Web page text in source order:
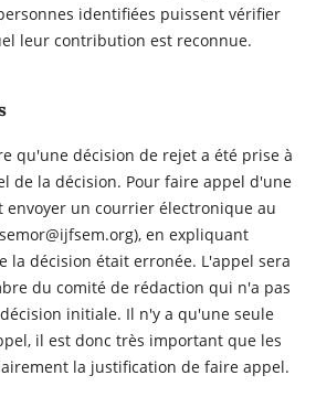
identifiées puissent vérifier
leur contribution est reconnue.
qu'une décision de rejet a été prise à
de la décision. Pour faire appel d'une
envoyer un courrier électronique au
en expliquant
la décision était erronée. L'appel sera
du comité de rédaction qui n'a pas
initiale. Il n'y a qu'une seule
il est donc très important que les
la justification de faire appel.